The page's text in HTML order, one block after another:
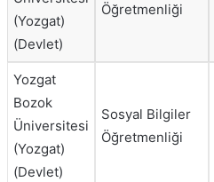
(Yozgat)
(Devlet)
Öğretmenliği
Yozgat
Bozok
Üniversitesi
(Yozgat)
(Devlet)
Sosyal Bilgiler
Öğretmenliği